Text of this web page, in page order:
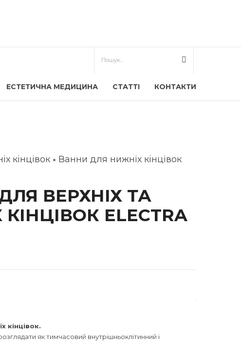
ЕСТЕТИЧНА МЕДИЦИНА СТАТТІ КОНТАКТИ
кінцівок
Ванни для нижніх кінцівок
ВЕРХНІХ ТА
ELECTRA
кінцівок.
як тимчасовий внутрішньоклітинний і